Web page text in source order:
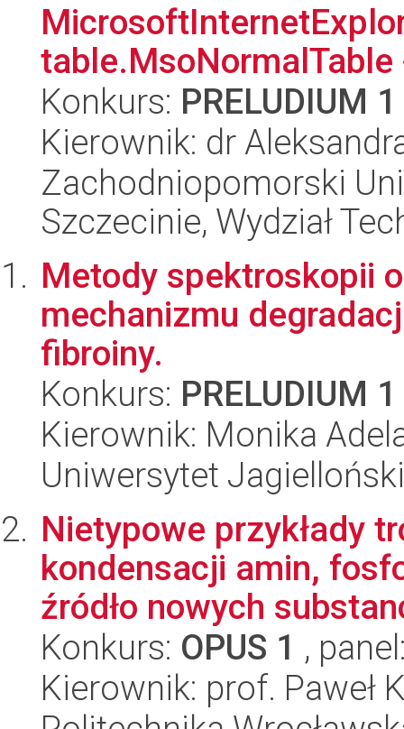
Konkurs: PRELUDIUM 1
Kierownik: dr
Zachodniopomorski
Szczecinie, Wydział
Metody spektroskopii
mechanizmu
fibroiny.
Konkurs: PRELUDIUM 1
Kierownik: Monika
Uniwersytet Jagielloński
Nietypowe przykłady
kondensacji amin,
źródło nowych
Konkurs: OPUS 1 ,
Kierownik: prof. Paweł